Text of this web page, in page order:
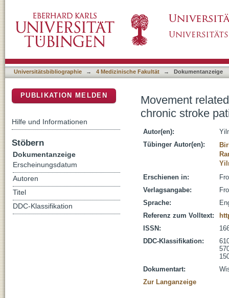
Universitätsbibliographie → 4 Medizinische Fakultät → Dokumentanzeige
Movement
chronic stroke
Autor(en):
Tübinger Autor(en):
Erschienen in:
Verlagsangabe:
Sprache:
Referenz zum Volltext:
ISSN:
DDC-Klassifikation:
Dokumentart:
Zur Langanzeige
PUBLIKATION MELDEN
Hilfe und Informationen
Stöbern
Dokumentanzeige
Erscheinungsdatum
Autoren
Titel
DDC-Klassifikation